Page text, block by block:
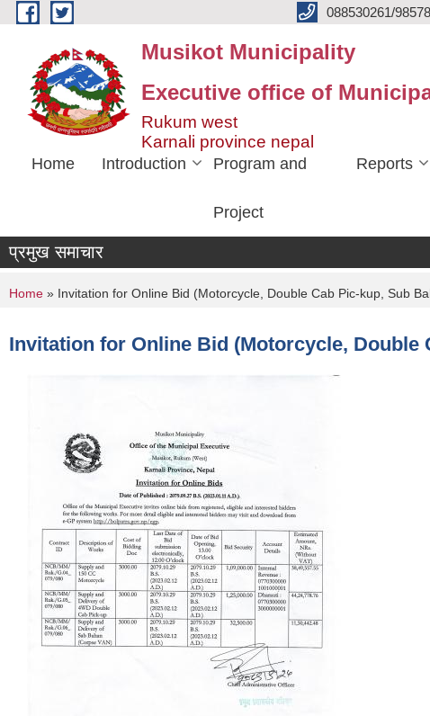
Skip to main content 088530261/
Musikot Municipality
Executive office of
Rukum west
Karnali province nepal
Home Introduction Program and
Project
Reports
प्रमुख समाचार
You are here
Home » Invitation for Online Bid (Motorcycle, Double Cab Pic-kup, Sub
Invitation for Online Bid (Motorcycle, Double